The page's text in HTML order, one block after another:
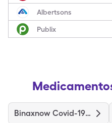
Albertsons
Publix
Binaxnow Covid-19 Ag Home Test